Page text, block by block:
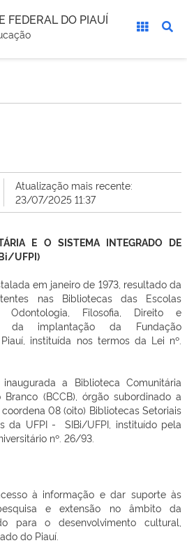
FEDERAL DO PIAUÍ
Atualização mais recente:
23/07/2025 11:37
E O SISTEMA INTEGRADO DE
UFPI)
em janeiro de 1973, resultado da
nas Bibliotecas das Escolas
Odontologia, Filosofia, Direito e
da implantação da Fundação
instituída nos termos da Lei nº.
a Biblioteca Comunitária
(BCCB), órgão subordinado a
08 (oito) Bibliotecas Setoriais
da UFPI - SIBi/UFPI, instituído pela
nº. 26/93.
à informação e dar suporte às
e extensão no âmbito da
para o desenvolvimento cultural,
do Piauí.